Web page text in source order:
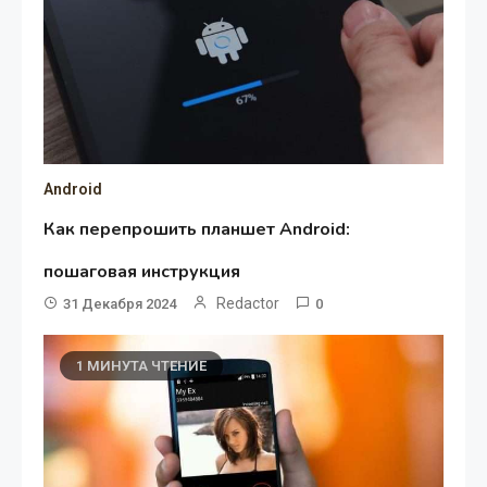
Android
Как перепрошить планшет Android:
пошаговая инструкция
31 Декабря 2024 Redactor 0
1 МИНУТА ЧТЕНИЕ